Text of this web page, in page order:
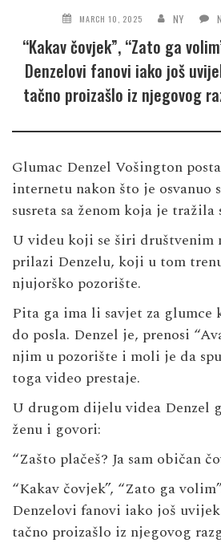
MARCH 10, 2025 NY
“Kakav čovjek”, “Zato ga
Denzelovi fanovi iako još
tačno proizašlo iz njegovog
Glumac Denzel Vošington
internetu nakon što je osvanuo
susreta sa ženom koja je tražila
U videu koji se širi društvenim
prilazi Denzelu, koji u tom
njujorško pozorište.
Pita ga ima li savjet za glumce
do posla. Denzel je, prenosi
njim u pozorište i moli je da
toga video prestaje.
U drugom dijelu videa Denzel
ženu i govori:
“Zašto plačeš? Ja sam običan
“Kakav čovjek”, “Zato ga
Denzelovi fanovi iako još
tačno proizašlo iz njegovog